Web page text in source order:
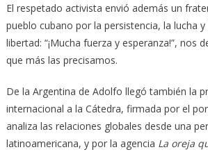
El respetado activista envió además un
pueblo cubano por la persistencia, la lucha
libertad: “¡Mucha fuerza y esperanza!”, nos
que más las precisamos.
De la Argentina de Adolfo llegó también la
internacional a la Cátedra, firmada por el
analiza las relaciones globales desde una
latinoamericana, y por la agencia La oreja